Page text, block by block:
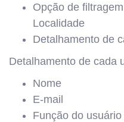
Opção de
Localidade
Detalhamento de
Detalhamento de cada
Nome
E-mail
Função do